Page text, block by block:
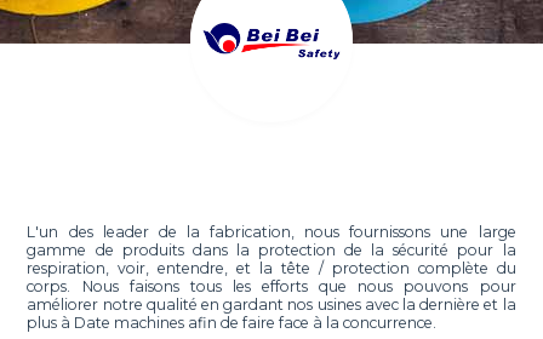
L'un des leader de la fabrication, nous fournissons une large
gamme de produits dans la protection de la sécurité pour la
respiration, voir, entendre, et la tête / protection complète du
corps. Nous faisons tous les efforts que nous pouvons pour
améliorer notre qualité en gardant nos usines avec la dernière et la
plus à Date machines afin de faire face à la concurrence.